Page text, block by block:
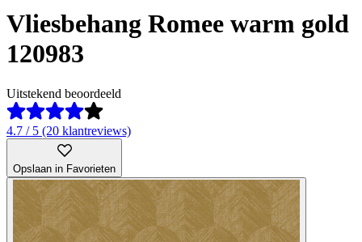
Vliesbehang Romee warm gold
120983
Uitstekend beoordeeld
4.7 / 5 (20 klantreviews)
Opslaan in Favorieten